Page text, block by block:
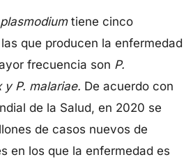
plasmodiumtiene cinco
que producen la enfermedad
frecuencia son P.
y P. malariae. De acuerdo con
de la Salud, en 2020 se
de casos nuevos de
en los que la enfermedad es